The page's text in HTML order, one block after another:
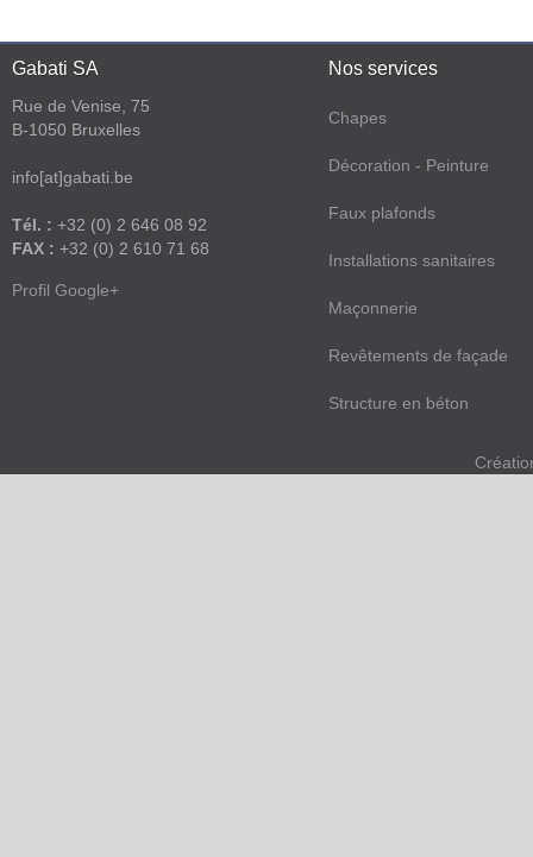
Gabati SA
Rue de Venise, 75
B-1050 Bruxelles
info[at]gabati.be
Tél. : +32 (0) 2 646 08 92
FAX : +32 (0) 2 610 71 68
Profil Google+
Nos services
Chapes
Décoration - Peinture
Faux plafonds
Installations sanitaires
Maçonnerie
Revêtements de façade
Structure en béton